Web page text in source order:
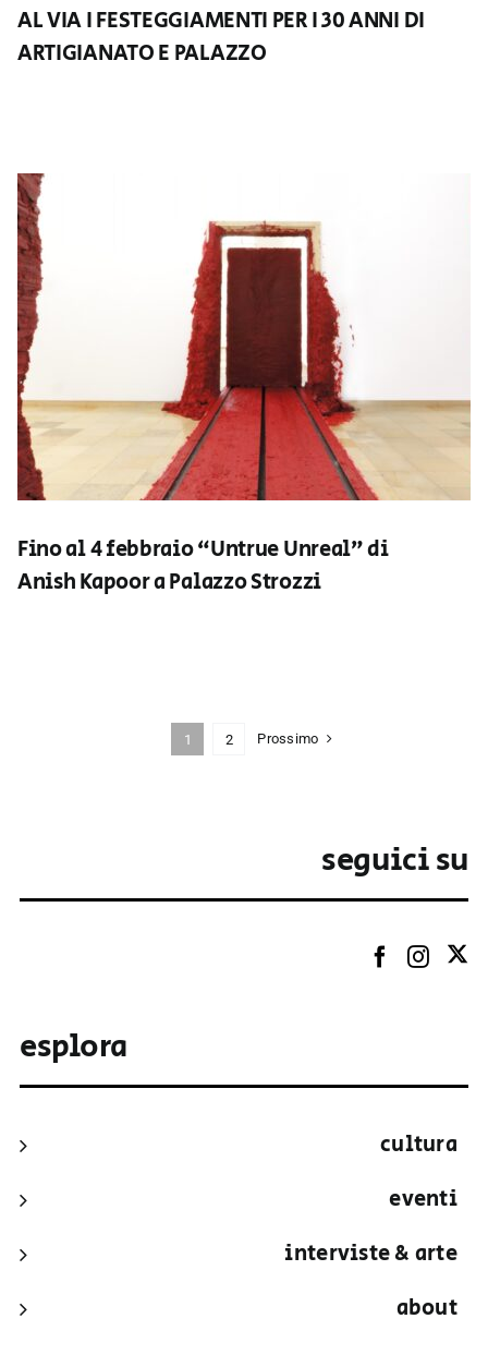
AL VIA I FESTEGGIAMENTI PER I 30 ANNI DI
ARTIGIANATO E PALAZZO
Fino al 4 febbraio “Untrue Unreal” di
Anish Kapoor a Palazzo Strozzi
1 2 Prossimo
seguici su
esplora
cultura
eventi
interviste & arte
about